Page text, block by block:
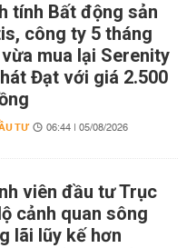
tính Bất động sản
công ty 5 tháng
mua lại Serenity
Đạt với giá 2.500
TƯ 06:44 | 05/08/2026
viên đầu tư Trục
cảnh quan sông
lãi lũy kế hơn